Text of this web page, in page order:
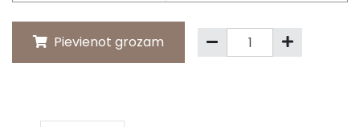
Pievienot grozam